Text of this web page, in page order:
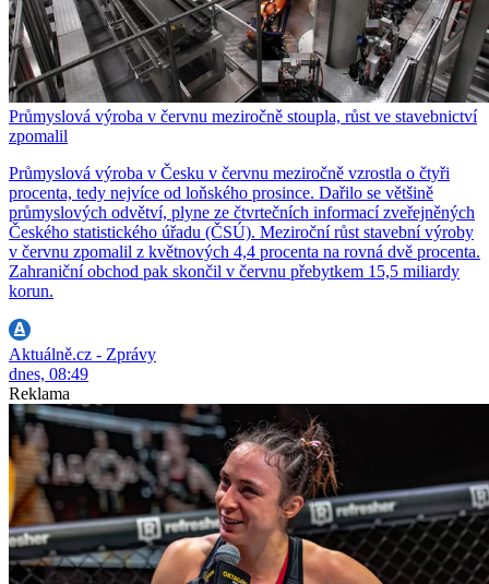
Průmyslová výroba v červnu meziročně stoupla, růst ve stavebnictví
zpomalil
Průmyslová výroba v Česku v červnu meziročně vzrostla o čtyři
procenta, tedy nejvíce od loňského prosince. Dařilo se většině
průmyslových odvětví, plyne ze čtvrtečních informací zveřejněných
Českého statistického úřadu (ČSÚ). Meziroční růst stavební výroby
v červnu zpomalil z květnových 4,4 procenta na rovná dvě procenta.
Zahraniční obchod pak skončil v červnu přebytkem 15,5 miliardy
korun.
Aktuálně.cz - Zprávy
dnes, 08:49
Reklama